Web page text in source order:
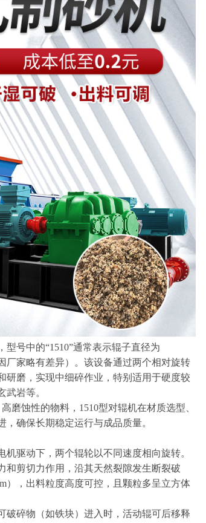
号中的“1510”通常表示辊子直径为
厂家略有差异）。该设备通过两个相对旋转
研磨，实现中细碎作业，特别适用于硬度较
武岩等。
磨蚀性的物料，1510型对辊机在材质选型、
确保长期稳定运行与成品质量。
驱动下，两个辊轮以不同速度相向旋转。
和剪切力作用，沿其天然裂隙发生断裂破
），出料粒度高度可控，且颗粒多呈立方体
破碎物（如铁块）进入时，活动辊可后移释